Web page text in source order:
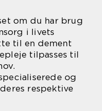
om du har brug
i livets
til en dement
tilpasses til
og
respektive